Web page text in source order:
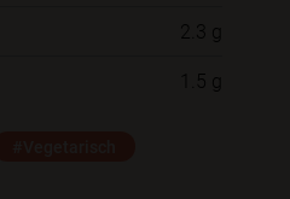
2.3 g
1.5 g